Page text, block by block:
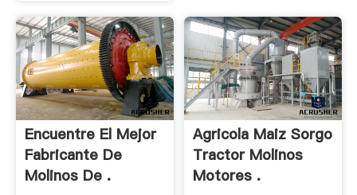
Encuentre El Mejor
Fabricante De
Molinos De .
Agricola Maiz Sorgo
Tractor Molinos
Motores .